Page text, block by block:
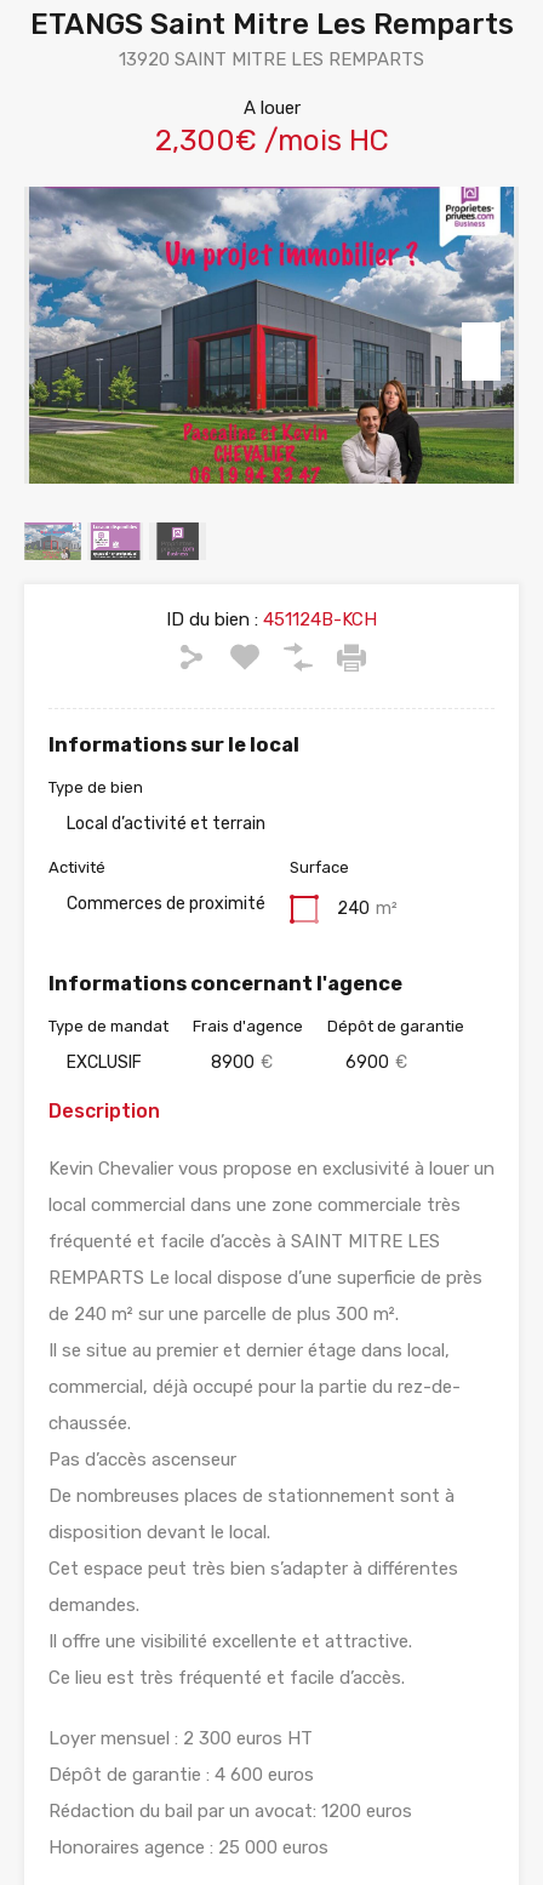
ETANGS Saint Mitre Les Remparts
13920 SAINT MITRE LES REMPARTS
A louer
2,300€ /mois HC
ID du bien : 451124B-KCH
Informations sur le local
Type de bien
Local d’activité et terrain
Activité
Commerces de proximité
Surface
240 m²
Informations concernant l'agence
Type de mandat
EXCLUSIF
Frais d'agence
8900 €
Dépôt de garantie
6900 €
Description
Kevin Chevalier vous propose en exclusivité à louer un
local commercial dans une zone commerciale très
fréquenté et facile d’accès à SAINT MITRE LES
REMPARTS Le local dispose d’une superficie de près
de 240 m² sur une parcelle de plus 300 m².
Il se situe au premier et dernier étage dans local,
commercial, déjà occupé pour la partie du rez-de-
chaussée.
Pas d’accès ascenseur
De nombreuses places de stationnement sont à
disposition devant le local.
Cet espace peut très bien s’adapter à différentes
demandes.
Il offre une visibilité excellente et attractive.
Ce lieu est très fréquenté et facile d’accès.
Loyer mensuel : 2 300 euros HT
Dépôt de garantie : 4 600 euros
Rédaction du bail par un avocat: 1200 euros
Honoraires agence : 25 000 euros